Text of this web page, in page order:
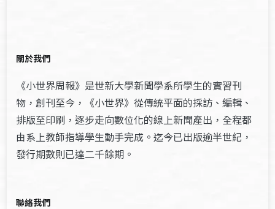
關於我們
《小世界周報》是世新大學新聞學系所學生的實習刊
物，創刊至今，《小世界》從傳統平面的採訪、編輯、
排版至印刷，逐步走向數位化的線上新聞產出，全程都
由系上教師指導學生動手完成。迄今已出版逾半世紀，
發行期數則已達二千餘期。
聯絡我們